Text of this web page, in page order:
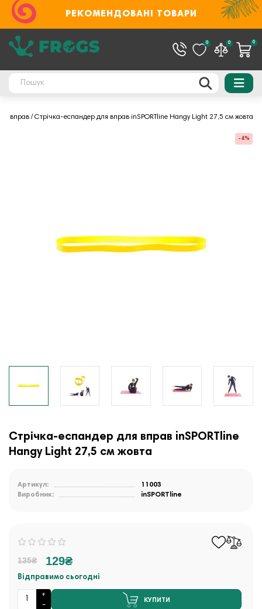
РЕКОМЕНДОВАНІ ТОВАРИ
0 0 0
вправ Стрічка-еспандер для вправ inSPORTline Hangy Light 27,5 см жовта
-4%
Стрічка-еспандер для вправ inSPORTline
Hangy Light 27,5 см жовта
Артикул:
11003
Виробник:
inSPORTline
135₴ 129₴
Відправимо сьогодні
КУПИТИ